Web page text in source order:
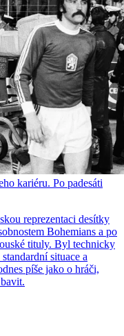
kariéru. Po padesáti
reprezentaci desítky
Bohemians a po
tituly. Byl technicky
situace a
píše jako o hráči,